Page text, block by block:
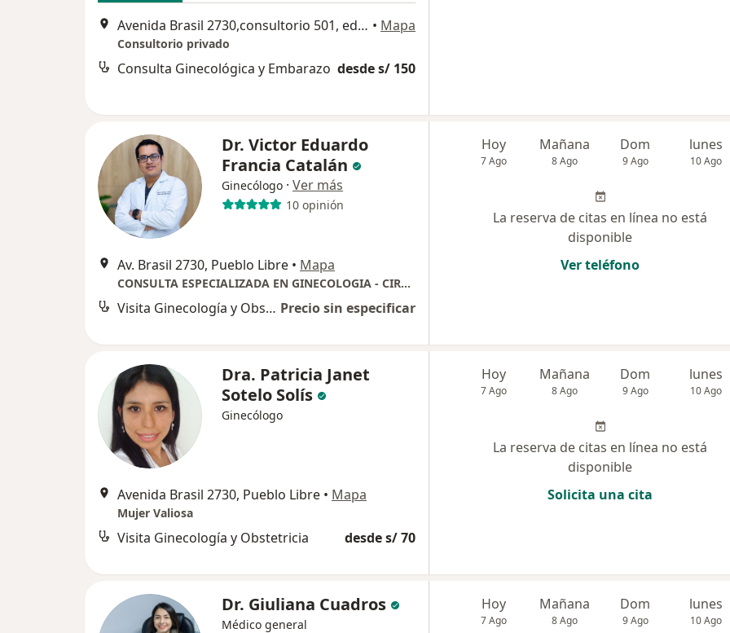
Avenida Brasil 2730,consultorio 501, edificio medico Qualis, frente al Hospital Militar, Pueblo Libre • Mapa
Consultorio privado
Consulta Ginecológica y Embarazo desde s/ 150
Dr. Victor Eduardo
Francia Catalán
Ginecólogo · Ver más
10 opinión
Av. Brasil 2730, Pueblo Libre • Mapa
CONSULTA ESPECIALIZADA EN GINECOLOGIA - CIRUGIA DE MÍNIMA INVASIÓN - PISO PELVICO - ENDOMETRIOSIS e INFERTILIDAD
Visita Ginecología y Obstetricia Precio sin especificar
Hoy
7 Ago
Mañana
8 Ago
Dom
9 Ago
lunes
10 Ago
La reserva de citas en línea no está
disponible
Ver teléfono
Dra. Patricia Janet
Sotelo Solís
Ginecólogo
Avenida Brasil 2730, Pueblo Libre • Mapa
Mujer Valiosa
Visita Ginecología y Obstetricia desde s/ 70
Hoy
7 Ago
Mañana
8 Ago
Dom
9 Ago
lunes
10 Ago
La reserva de citas en línea no está
disponible
Solicita una cita
Dr. Giuliana Cuadros
Médico general
Hoy
7 Ago
Mañana
8 Ago
Dom
9 Ago
lunes
10 Ago